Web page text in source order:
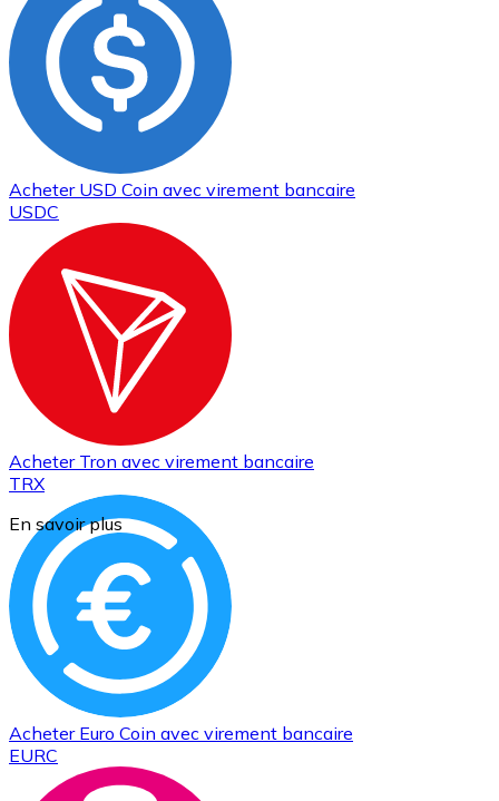
Acheter USD Coin avec virement bancaire
USDC
Acheter Tron avec virement bancaire
TRX
Acheter Euro Coin avec virement bancaire
EURC
En savoir plus